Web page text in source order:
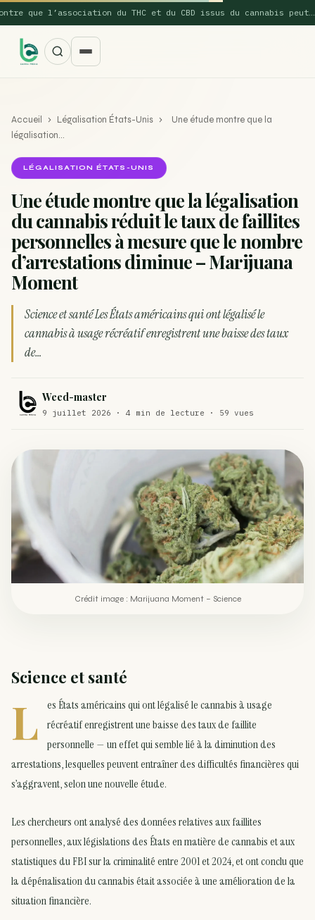
que l’association du THC et du CBD issus du cannabis peut…
SUGGESTIONS POPULAIRES
Une nouvelle étude montre que la vaporisation du
cannabis réduit de 99…
ACTU
La recette du Space Cake
Recette : Préparation du beurre de Marrakech
Comment éviter un joint de partir en cuillère WEED
Un fabricant polonais de textiles à base de chanvre
Accueil › Légalisation États-Unis ›
Une étude montre que la
légalisation…
LÉGALISATION ÉTATS-UNIS
Une étude montre que la légalisation
du cannabis réduit le taux de faillites
personnelles à mesure que le nombre
d’arrestations diminue – Marijuana
Moment
Science et santé Les États américains qui ont légalisé le
cannabis à usage récréatif enregistrent une baisse des taux
de…
Weed-master
9 juillet 2026 · 4 min de lecture · 59 vues
Crédit image : Marijuana Moment – Science
Science et santé
L
es États américains qui ont légalisé le cannabis à usage
récréatif enregistrent une baisse des taux de faillite
personnelle — un effet qui semble lié à la diminution des
arrestations, lesquelles peuvent entraîner des difficultés financières qui
s’aggravent, selon une nouvelle étude.
Les chercheurs ont analysé des données relatives aux faillites
personnelles, aux législations des États en matière de cannabis et aux
statistiques du FBI sur la criminalité entre 2001 et 2024, et ont conclu que
la dépénalisation du cannabis était associée à une amélioration de la
situation financière.